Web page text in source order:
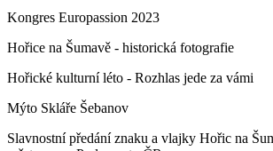
Kongres Europassion 2023
Hořice na Šumavě - historická fotografie
Hořické kulturní léto - Rozhlas jede za vámi
Mýto Skláře Šebanov
Slavnostní předání znaku a vlajky Hořic na